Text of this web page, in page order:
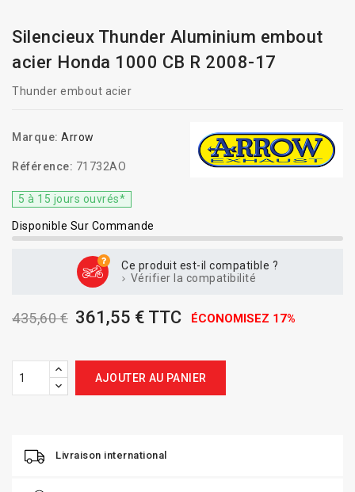
Silencieux Thunder Aluminium embout
acier Honda 1000 CB R 2008-17
Thunder embout acier
Marque: Arrow
Référence: 71732AO
5 à 15 jours ouvrés*
Disponible Sur Commande
Ce produit est-il compatible ?
Vérifier la compatibilité
435,60 € 361,55 € TTC ÉCONOMISEZ 17%
AJOUTER AU PANIER
Livraison international